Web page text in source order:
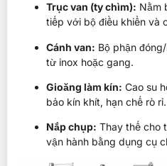
Trục van (ty chìm): Nằm
tiếp với bộ điều khiển và
Cánh van: Bộ phận
từ inox hoặc gang.
Gioăng làm kín: Cao su
bảo kín khít, hạn chế rò rỉ.
Nắp chụp: Thay thế cho
vận hành bằng dụng cụ